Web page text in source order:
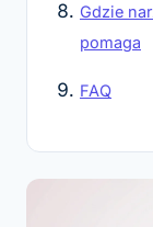
Gdzie
pomaga
FAQ